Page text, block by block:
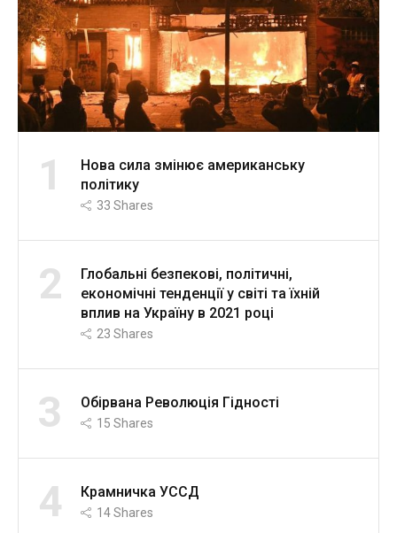
1
Нова сила змінює американську
політику
33 Shares
2
Глобальні безпекові, політичні,
економічні тенденції у світі та їхній
вплив на Україну в 2021 році
23 Shares
3 Обірвана Революція Гідності
15 Shares
4 Крамничка УССД
14Shares